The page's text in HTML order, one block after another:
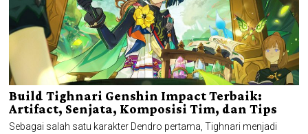
Build Tighnari Genshin Impact Terbaik:
Artifact, Senjata, Komposisi Tim, dan Tips
Sebagai salah satu karakter Dendro pertama, Tighnari menjadi